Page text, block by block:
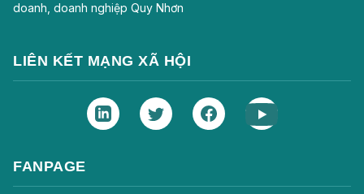
doanh, doanh nghiệp Quy Nhơn
LIÊN KẾT MẠNG XÃ HỘI
FANPAGE